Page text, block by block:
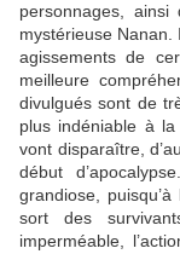
personnages,
mystérieuse Nanan.
agissements de
meilleure
divulgués sont de
plus indéniable à
vont disparaître,
début
grandiose,
sort des
imperméable,